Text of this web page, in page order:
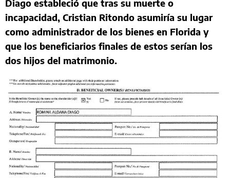
Diago estableció que tras su muerte o
incapacidad, Cristian Ritondo asumiría su lugar
como administrador de los bienes en Florida y
que los beneficiarios finales de estos serían los
dos hijos del matrimonio.